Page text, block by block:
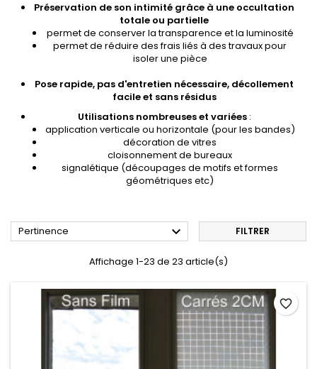
Préservation de son intimité grâce à une occultation
totale ou partielle
permet de conserver la transparence et la luminosité
permet de réduire des frais liés à des travaux pour
isoler une pièce
Pose rapide, pas d'entretien nécessaire, décollement
facile et sans résidus
Utilisations nombreuses et variées :
application verticale ou horizontale (pour les bandes)
décoration de vitres
cloisonnement de bureaux
signalétique (découpages de motifs et formes
géométriques etc)
Pertinence  FILTRER
Affichage 1-23 de 23 article(s)
favorite_border